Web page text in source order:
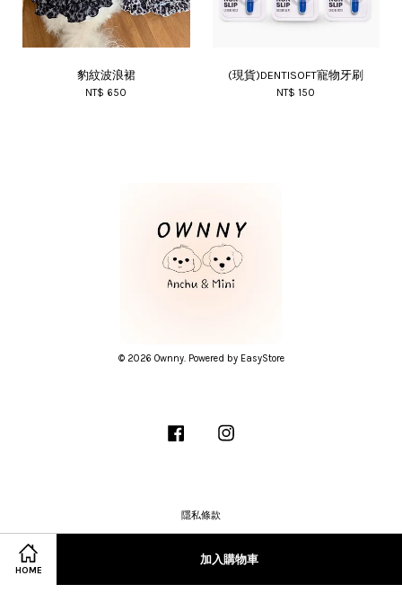
HOME
加入購物車
豹紋波浪裙
NT$ 650
(現貨)DENTISOFT寵物牙刷
NT$ 150
© 2026 Ownny. Powered by EasyStore
Facebook
隱私條款